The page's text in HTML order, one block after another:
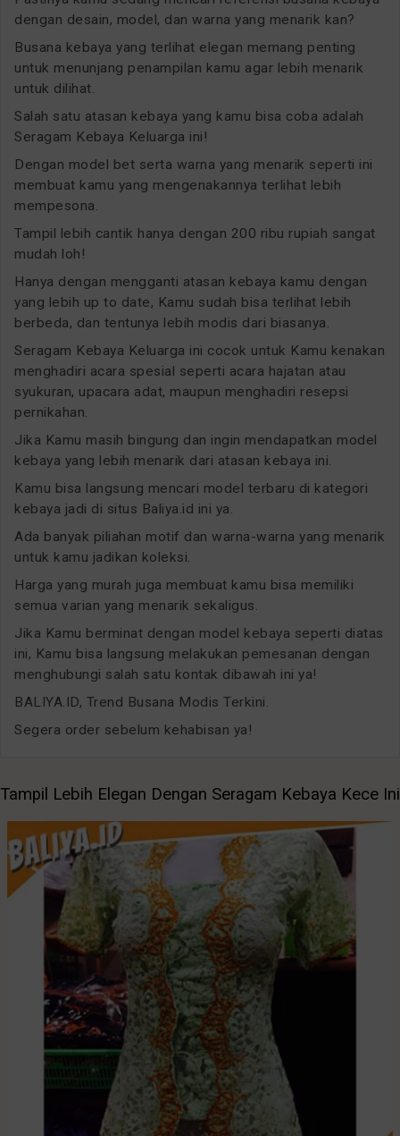
dengan desain, model, dan warna yang menarik kan?
Busana kebaya yang terlihat elegan memang penting
untuk menunjang penampilan kamu agar lebih menarik
untuk dilihat.
Salah satu atasan kebaya yang kamu bisa coba adalah
Seragam Kebaya Keluarga ini!
Dengan model bet serta warna yang menarik seperti ini
membuat kamu yang mengenakannya terlihat lebih
mempesona.
Tampil lebih cantik hanya dengan 200 ribu rupiah sangat
mudah loh!
Hanya dengan mengganti atasan kebaya kamu dengan
yang lebih up to date, Kamu sudah bisa terlihat lebih
berbeda, dan tentunya lebih modis dari biasanya.
Seragam Kebaya Keluarga ini cocok untuk Kamu kenakan
menghadiri acara spesial seperti acara hajatan atau
syukuran, upacara adat, maupun menghadiri resepsi
pernikahan.
Jika Kamu masih bingung dan ingin mendapatkan model
kebaya yang lebih menarik dari atasan kebaya ini.
Kamu bisa langsung mencari model terbaru di kategori
kebaya jadi di situs Baliya.id ini ya.
Ada banyak piliahan motif dan warna-warna yang menarik
untuk kamu jadikan koleksi.
Harga yang murah juga membuat kamu bisa memiliki
semua varian yang menarik sekaligus.
Jika Kamu berminat dengan model kebaya seperti diatas
ini, Kamu bisa langsung melakukan pemesanan dengan
menghubungi salah satu kontak dibawah ini ya!
BALIYA.ID, Trend Busana Modis Terkini.
Segera order sebelum kehabisan ya!
Tampil Lebih Elegan Dengan Seragam Kebaya Kece Ini